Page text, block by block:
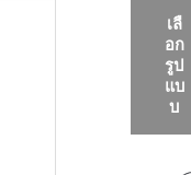
s
:
7
,
9
0
5
,
3
0
0
฿
เลื
อก
รูป
แบ
บ